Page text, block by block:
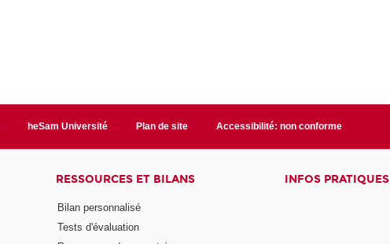
heSam Université Plan de site Accessibilité: non conforme
RESSOURCES ET BILANS
Bilan personnalisé
Tests d'évaluation
INFOS PRATIQUES